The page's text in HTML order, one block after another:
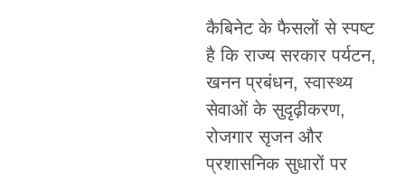
कैबिनेट के फैसलों से स्पष्ट
है कि राज्य सरकार पर्यटन,
खनन प्रबंधन, स्वास्थ्य
सेवाओं के सुदृढ़ीकरण,
रोजगार सृजन और
प्रशासनिक सुधारों पर